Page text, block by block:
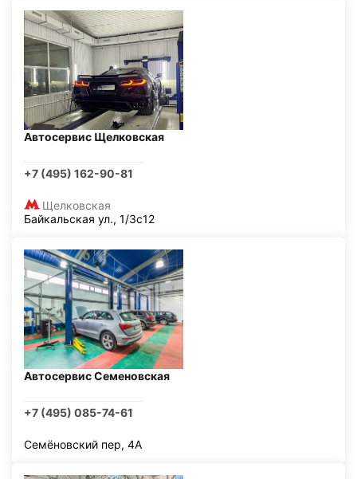
Автосервис Щелковская
+7 (495) 162-90-81
Щелковская
Байкальская ул., 1/3с12
Автосервис Семеновская
+7 (495) 085-74-61
Семёновский пер, 4А